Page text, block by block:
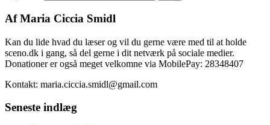
Af Maria Ciccia Smidl
Kan du lide hvad du læser og vil du gerne være med til at holde
sceno.dk i gang, så del gerne i dit netværk på sociale medier.
Donationer er også meget velkomne via MobilePay: 28348407
Kontakt: maria.ciccia.smidl@gmail.com
Seneste indlæg